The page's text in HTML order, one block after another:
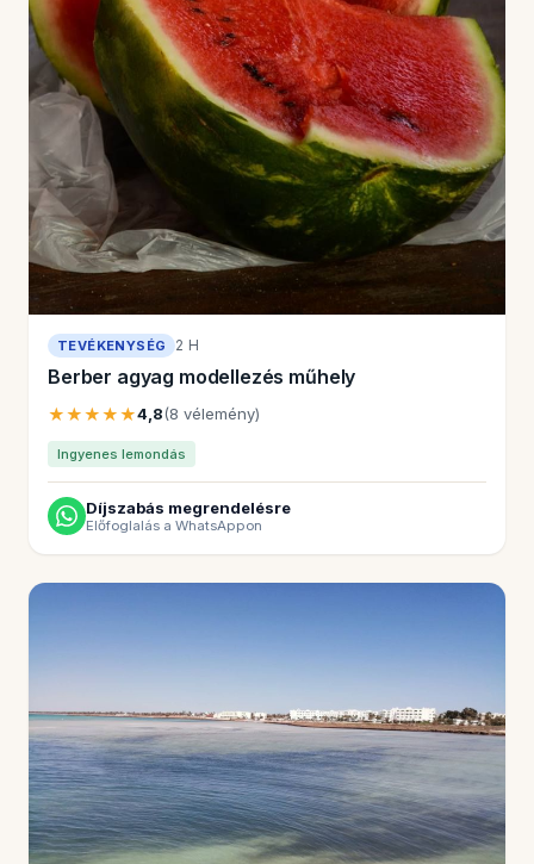
TEVÉKENYSÉG 2 H
Berber agyag modellezés műhely
★★★★★4,8(8 vélemény)
Ingyenes lemondás
Díjszabás megrendelésre
Előfoglalás a WhatsAppon